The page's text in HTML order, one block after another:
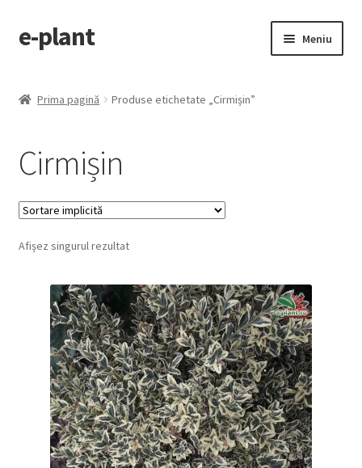
Sari
la
Sari
la
e-plant Meniu
Contact
Checkout
Prima pagină Produse etichetate „Cirmișin”
Cirmișin
Afișez singurul rezultat